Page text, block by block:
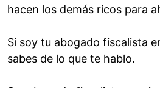
hacen los demás ricos para
Si soy tu abogado fiscalista
sabes de lo que te hablo.